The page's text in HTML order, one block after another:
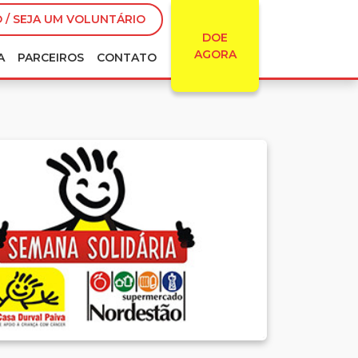
/ SEJA UM VOLUNTÁRIO
DOE
AGORA
PARCEIROS CONTATO